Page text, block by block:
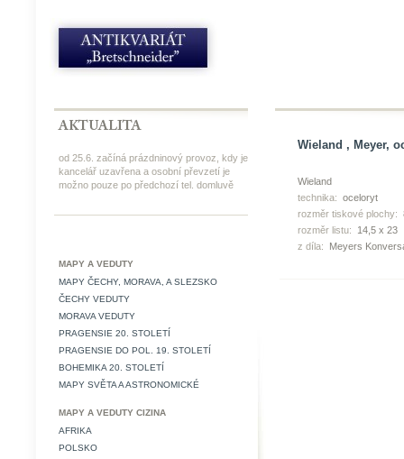
od 25.6. začíná prázdninový provoz, kdy je
kancelář uzavřena a osobní převzetí je
možno pouze po předchozí tel. domluvě
MAPY A VEDUTY
MAPY ČECHY, MORAVA, A SLEZSKO
ČECHY VEDUTY
MORAVA VEDUTY
PRAGENSIE 20. STOLETÍ
PRAGENSIE DO POL. 19. STOLETÍ
BOHEMIKA 20. STOLETÍ
MAPY SVĚTA A ASTRONOMICKÉ
MAPY A VEDUTY CIZINA
AFRIKA
POLSKO
Wieland , Meyer,
Wieland
technika: oceloryt
rozměr tiskové plochy:
rozměr listu:
14,5 x 23
z díla:
Meyers